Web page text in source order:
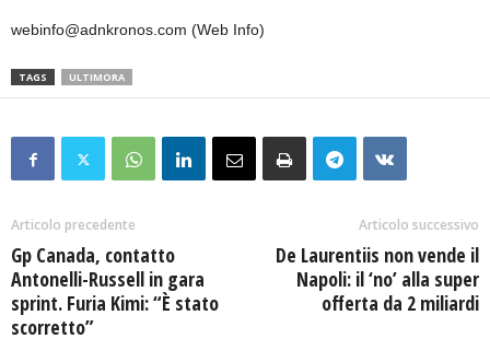
webinfo@adnkronos.com (Web Info)
TAGS ULTIMORA
Articolo precedente
Gp Canada, contatto
Antonelli-Russell in gara
sprint. Furia Kimi: “È stato
scorretto”
Articolo successivo
De Laurentiis non vende il
Napoli: il ‘no’ alla super
offerta da 2 miliardi